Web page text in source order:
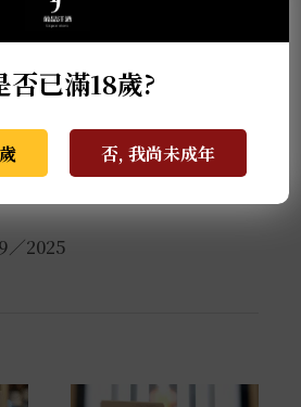
，向200年的匠人工藝及傳統致
年 初次馬德拉酒桶 單桶原酒
／2025
否已滿18歲?
否, 我尚未成年